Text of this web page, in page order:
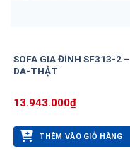
SOFA GIA ĐÌNH SF313-2 –
DA-THẬT
13.943.000₫
THÊM VÀO GIỎ HÀNG